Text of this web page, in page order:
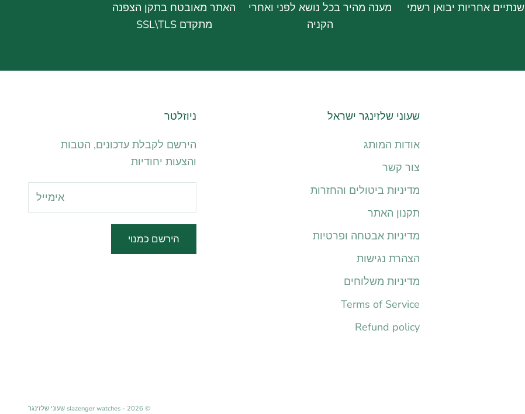
שנתיים אחריות יבואן רשמי
מענה מהיר בכל נושא לפני ואחרי
הקניה
האתר מאובטח בתקן הצפנה
מתקדם SSL\TLS
שעוני שלזינגר ישראל
אודות המותג
צור קשר
מדיניות ביטולים והחזרות
תקנון האתר
מדיניות אבטחה ופרטיות
הצהרת נגישות
מדיניות משלוחים
Terms of Service
Refund policy
ניוזלטר
הירשם לקבלת עדכונים, הטבות
והצעות יחודיות
הירשם כמנוי
© 2026 - slazenger watches שעוני שלזינגר